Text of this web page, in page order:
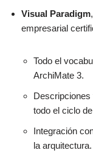
Visual Paradigm
empresarial
Todo el
ArchiMate 3.
todo el ciclo
Integración
la arquitectura.